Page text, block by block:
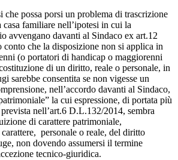
che possa porsi un problema di trascrizione
casa familiare nell’ipotesi in cui la
avvengano davanti al Sindaco ex art.12
che la disposizione non si applica in
(o portatori di handicap o maggiorenni
di un diritto, reale o personale, in
sarebbe consentita se non vigesse un
nell’accordo davanti al Sindaco,
la cui espressione, di portata più
nell’art.6 D.L.132/2014, sembra
di carattere patrimoniale,
personale o reale, del diritto
non dovendo assumersi il termine
tecnico-giuridica.